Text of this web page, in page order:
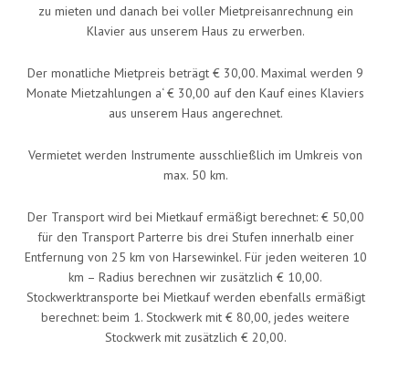
zu mieten und danach bei voller Mietpreisanrechnung ein
Klavier aus unserem Haus zu erwerben.
Der monatliche Mietpreis beträgt € 30,00. Maximal werden 9
Monate Mietzahlungen a‘ € 30,00 auf den Kauf eines Klaviers
aus unserem Haus angerechnet.
Vermietet werden Instrumente ausschließlich im Umkreis von
max. 50 km.
Der Transport wird bei Mietkauf ermäßigt berechnet: € 50,00
für den Transport Parterre bis drei Stufen innerhalb einer
Entfernung von 25 km von Harsewinkel. Für jeden weiteren 10
km – Radius berechnen wir zusätzlich € 10,00.
Stockwerktransporte bei Mietkauf werden ebenfalls ermäßigt
berechnet: beim 1. Stockwerk mit € 80,00, jedes weitere
Stockwerk mit zusätzlich € 20,00.